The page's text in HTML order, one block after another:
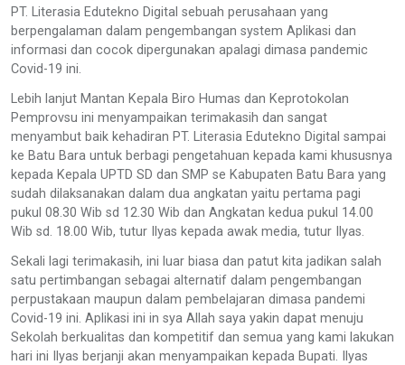
PT. Literasia Edutekno Digital sebuah perusahaan yang
berpengalaman dalam pengembangan system Aplikasi dan
informasi dan cocok dipergunakan apalagi dimasa pandemic
Covid-19 ini.
Lebih lanjut Mantan Kepala Biro Humas dan Keprotokolan
Pemprovsu ini menyampaikan terimakasih dan sangat
menyambut baik kehadiran PT. Literasia Edutekno Digital sampai
ke Batu Bara untuk berbagi pengetahuan kepada kami khususnya
kepada Kepala UPTD SD dan SMP se Kabupaten Batu Bara yang
sudah dilaksanakan dalam dua angkatan yaitu pertama pagi
pukul 08.30 Wib sd 12.30 Wib dan Angkatan kedua pukul 14.00
Wib sd. 18.00 Wib, tutur Ilyas kepada awak media, tutur Ilyas.
Sekali lagi terimakasih, ini luar biasa dan patut kita jadikan salah
satu pertimbangan sebagai alternatif dalam pengembangan
perpustakaan maupun dalam pembelajaran dimasa pandemi
Covid-19 ini. Aplikasi ini in sya Allah saya yakin dapat menuju
Sekolah berkualitas dan kompetitif dan semua yang kami lakukan
hari ini Ilyas berjanji akan menyampaikan kepada Bupati. Ilyas